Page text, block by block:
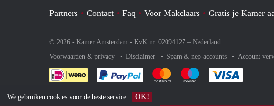
Partners Contact Faq Voor Makelaars Gratis je Kamer
© 2026 - Kamer Amsterdam - KvK nr. 02094127 – Nederland
Voorwaarden & privacy
Disclaimer Spam & nep-accounts Account
Je rekent gemakkelijk af met Paypal
Je rekent gemakkelijk af met
Je rekent gemakkelijk af
We gebruiken cookies voor de beste service OK!